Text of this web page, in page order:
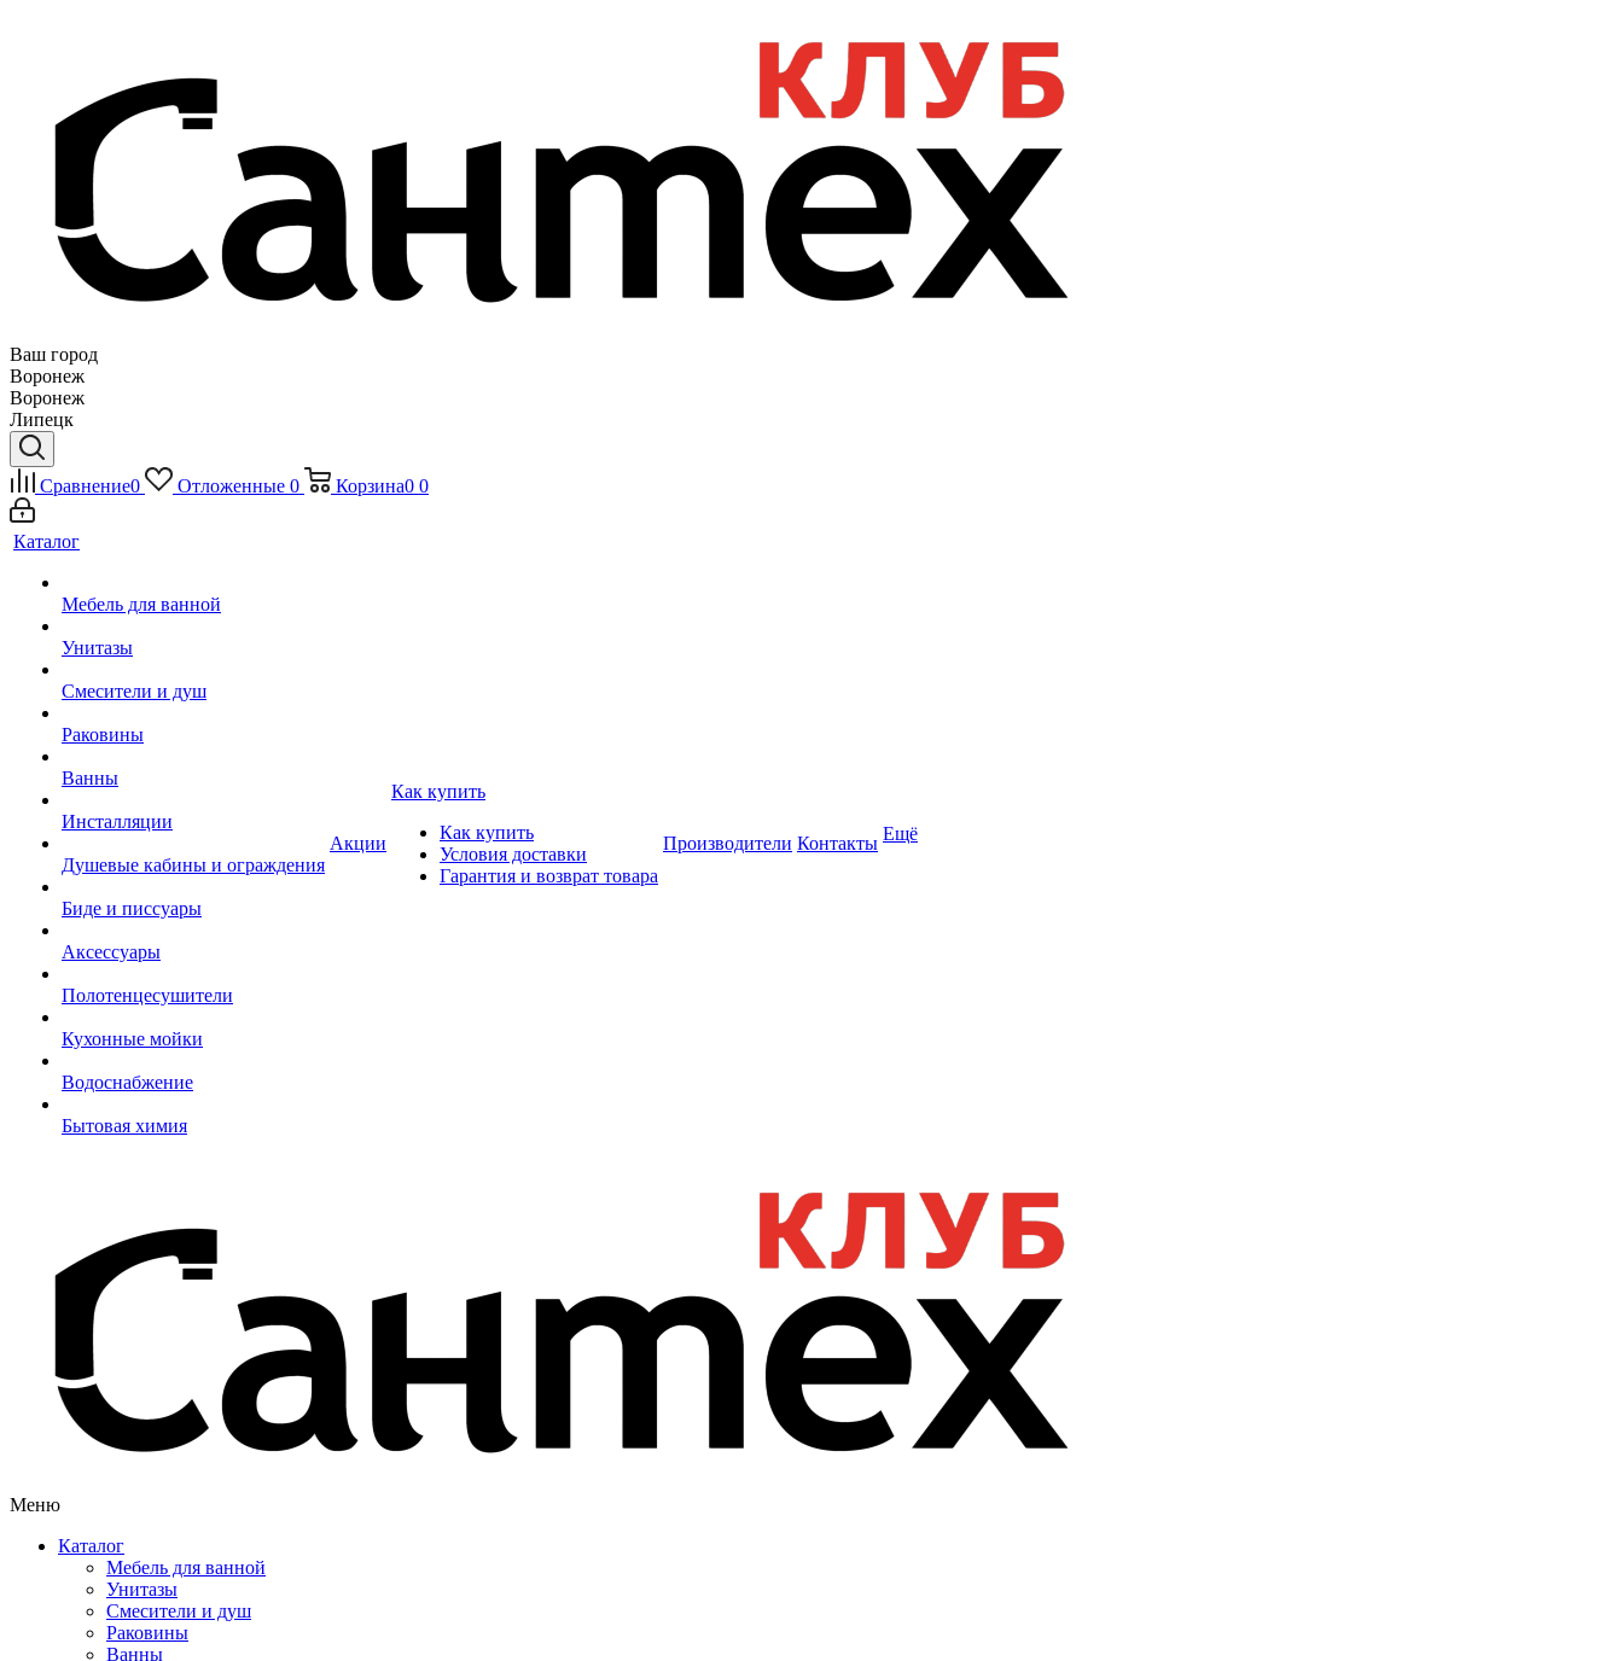
Ваш город
Воронеж
Воронеж
Липецк
Сравнение0 Отложенные 0 Корзина0 0
Каталог
Мебель для ванной
Унитазы
Смесители и душ
Раковины
Ванны
Инсталляции
Душевые кабины и ограждения
Биде и писсуары
Аксессуары
Полотенцесушители
Кухонные мойки
Водоснабжение
Бытовая химия
Акции
Как купить
Как купить
Условия доставки
Гарантия и возврат товара
Производители Контакты Ещё
Меню
Каталог
Мебель для ванной
Унитазы
Смесители и душ
Раковины
Ванны